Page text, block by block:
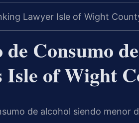
de Consumo
Isle of Wight
de alcohol siendo menor